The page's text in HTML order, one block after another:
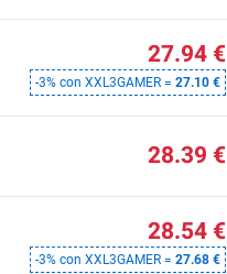
27.94 €
-3% con XXL3GAMER = 27.10 €
28.39 €
28.54 €
-3% con XXL3GAMER = 27.68 €